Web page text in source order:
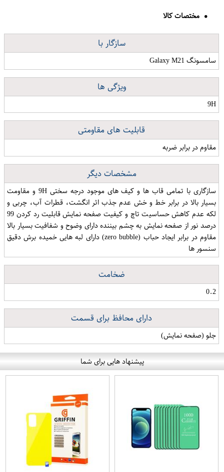
مختصات کالا
سازگار با
سامسونگ Galaxy M21
ویژگی ها
9H
قابلیت های مقاومتی
مقاوم در برابر ضربه
مشخصات دیگر
سازگاری با تمامی قاب ها و کیف های موجود درجه سختی 9H و مقاومت
بسیار بالا در برابر خط و خش عدم جذب اثر انگشت، قطرات آب، چربی و
لکه عدم کاهش حساسیت تاچ و کیفیت صفحه نمایش قابلیت رد کردن 99
درصد نور از صفحه نمایش به چشم بیننده دارای وضوح و شفافیت بسیار بالا
مقاوم در برابر ایجاد حباب (zero bubble) دارای لبه هایی خمیده برش دقیق
سنسور ها
ضخامت
0.2
دارای محافظ برای قسمت
جلو (صفحه نمایش)
پیشنهاد هایی برای شما